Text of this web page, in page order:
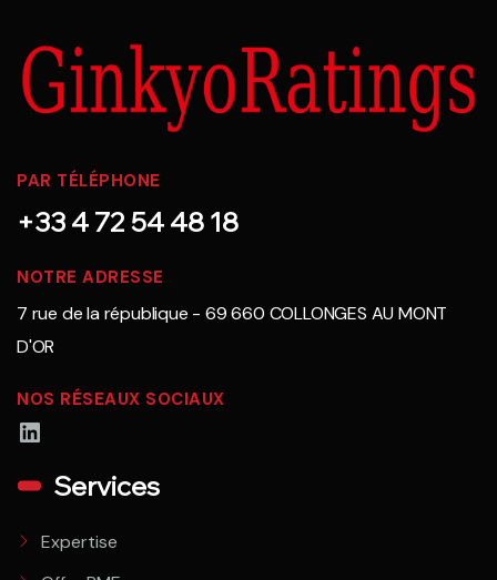
PAR TÉLÉPHONE
+33 4 72 54 48 18
NOTRE ADRESSE
7 rue de la république - 69 660 COLLONGES AU MONT
D'OR
NOS RÉSEAUX SOCIAUX
LinkedIn
Services
Expertise